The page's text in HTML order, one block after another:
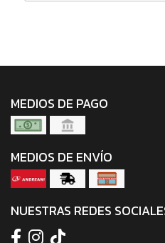
MEDIOS DE PAGO
MEDIOS DE ENVÍO
NUESTRAS REDES